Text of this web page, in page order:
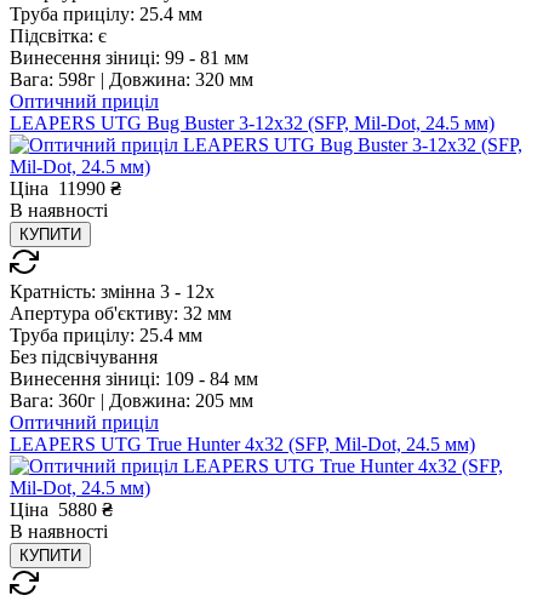
Труба прицілу: 25.4 мм
Підсвітка: є
Винесення зіниці: 99 - 81 мм
Вага: 598г | Довжина: 320 мм
Оптичний приціл
LEAPERS UTG Bug Buster 3-12x32 (SFP, Mil-Dot, 24.5 мм)
Ціна 11990 ₴
В наявності
КУПИТИ
Кратність: змінна 3 - 12x
Апертура об'єктиву: 32 мм
Труба прицілу: 25.4 мм
Без підсвічування
Винесення зіниці: 109 - 84 мм
Вага: 360г | Довжина: 205 мм
Оптичний приціл
LEAPERS UTG True Hunter 4x32 (SFP, Mil-Dot, 24.5 мм)
Ціна 5880 ₴
В наявності
КУПИТИ